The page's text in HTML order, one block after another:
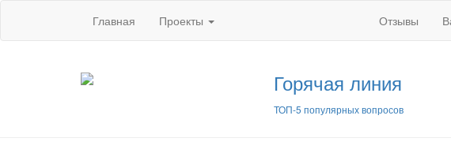
Главная Проекты Отзывы
Горячая линия
ТОП-5 популярных вопросов